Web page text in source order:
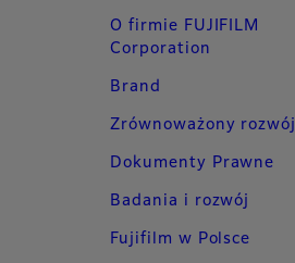
O firmie FUJIFILM
Corporation
Brand
Zrównoważony rozwój
Dokumenty Prawne
Badania i rozwój
Fujifilm w Polsce